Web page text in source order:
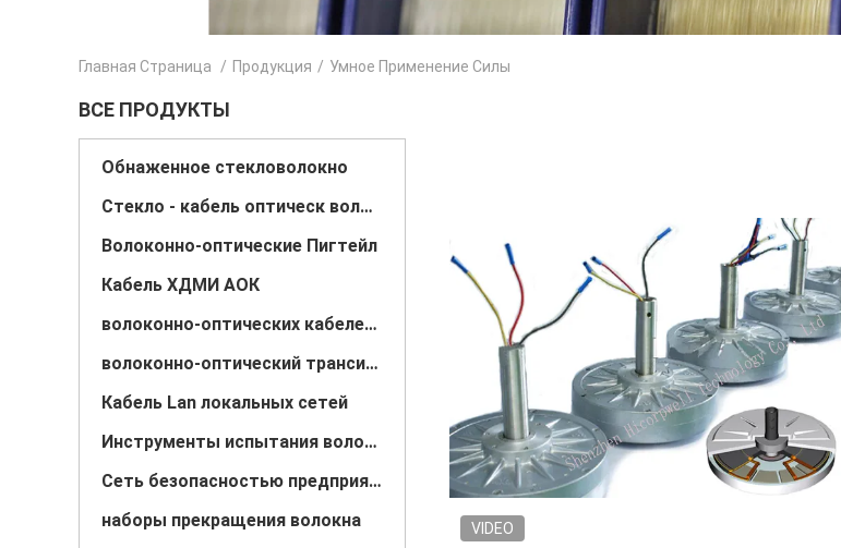
Главная Страница / Продукция / Умное Применение Силы
ВСЕ ПРОДУКТЫ
Обнаженное стекловолокно
Стекло - кабель оптическ волокно волокна
Волоконно-оптические Пигтейл
Кабель ХДМИ АОК
волоконно-оптических кабелей патч
волоконно-оптический трансивер
Кабель Lan локальных сетей
Инструменты испытания волокна
Сеть безопасностью предприятия
наборы прекращения волокна
VIDEO